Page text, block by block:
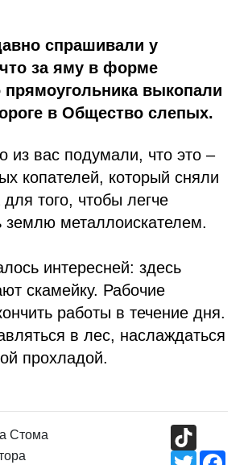
спрашивали у
за яму в форме
прямоугольника выкопали
в Общество слепых.
из вас подумали, что это –
копателей, который сняли
для того, чтобы легче
землю металлоискателем.
интересней: здесь
скамейку. Рабочие
работы в течение дня.
в лес, наслаждаться
прохладой.
Стома
Twitter